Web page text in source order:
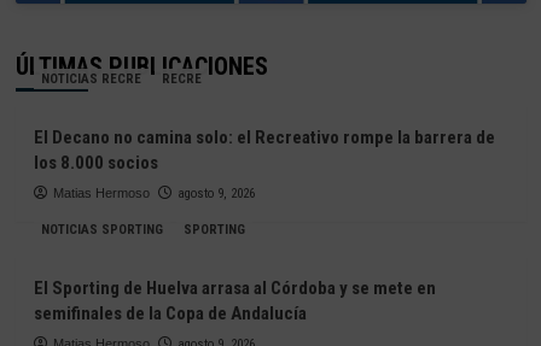
ÚLTIMAS PUBLICACIONES
NOTICIAS RECRE RECRE
El Decano no camina solo: el Recreativo rompe la barrera de
los 8.000 socios
Matias Hermoso agosto 9, 2026
NOTICIAS SPORTING SPORTING
El Sporting de Huelva arrasa al Córdoba y se mete en
semifinales de la Copa de Andalucía